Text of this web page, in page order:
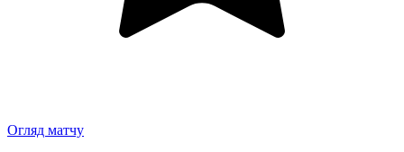
Огляд матчу